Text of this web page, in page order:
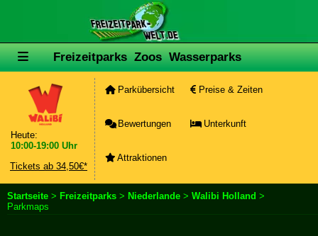
Freizeitparks Zoos Wasserparks
Heute:
10:00-19:00 Uhr
Tickets ab 34,50€*
Parkübersicht Preise & Zeiten
Bewertungen Unterkunft
Attraktionen
Startseite > Freizeitparks > Niederlande > Walibi Holland >
Parkmaps